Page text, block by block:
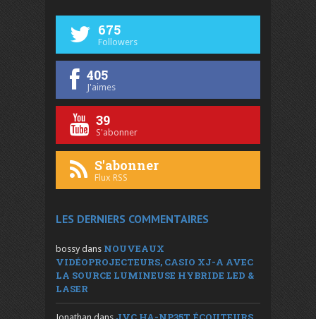
675
Followers
405
J'aimes
39
S'abonner
S'abonner
Flux RSS
LES DERNIERS COMMENTAIRES
bossy dans NOUVEAUX
VIDÉOPROJECTEURS, CASIO XJ-A AVEC
LA SOURCE LUMINEUSE HYBRIDE LED &
LASER